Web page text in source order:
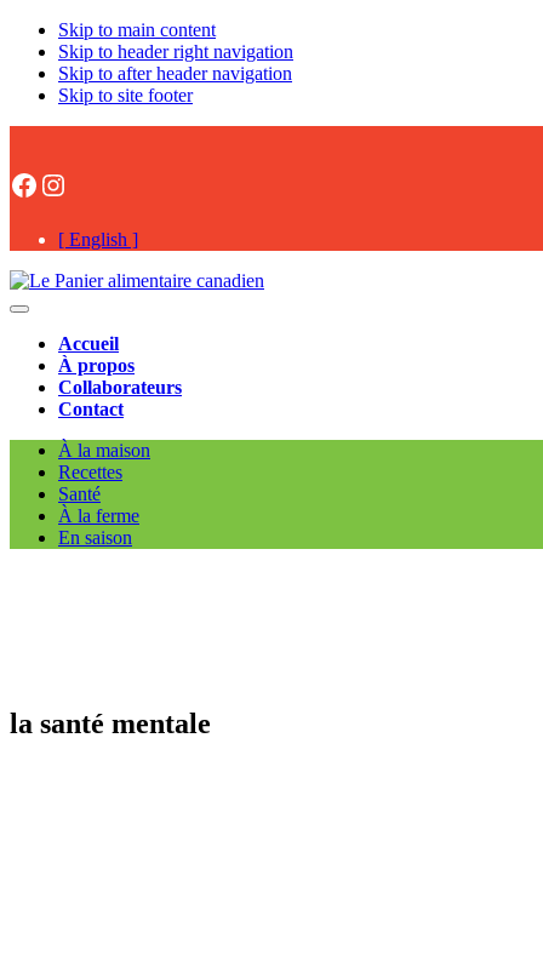
Skip to main content
Skip to header right navigation
Skip to after header navigation
Skip to site footer
Facebook
Instagram
[ English ]
Le
alimentaire
canadien
#onaimelesalimentsCAN
Menu
Accueil
À propos
Collaborateurs
Contact
À la maison
Recettes
Santé
À la ferme
En saison
la santé mentale